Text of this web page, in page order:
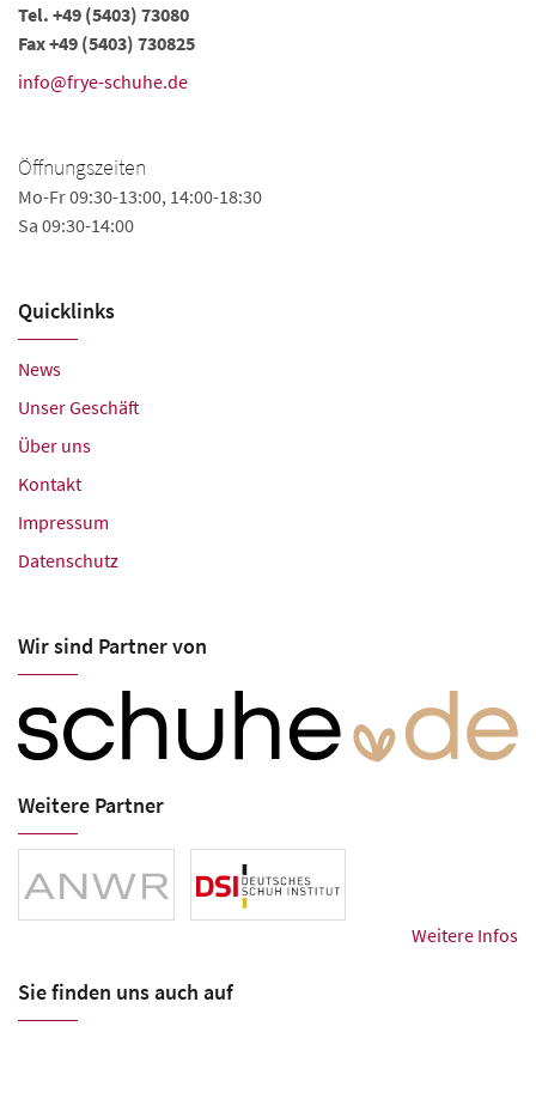
Tel. +49 (5403) 73080
Fax +49 (5403) 730825
info@frye-schuhe.de
Öffnungszeiten
Mo-Fr 09:30-13:00, 14:00-18:30
Sa 09:30-14:00
Quicklinks
News
Unser Geschäft
Über uns
Kontakt
Impressum
Datenschutz
Wir sind Partner von
Weitere Partner
Weitere Infos
Sie finden uns auch auf